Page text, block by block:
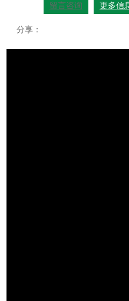
留言咨询 更多信
分享：